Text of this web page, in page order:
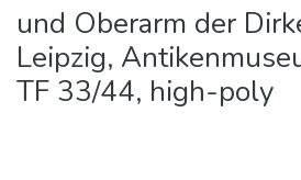
und Oberarm der
Leipzig,
TF 33/44, high-poly